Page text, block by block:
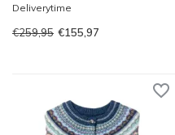
Deliverytime
€259,95 €155,97